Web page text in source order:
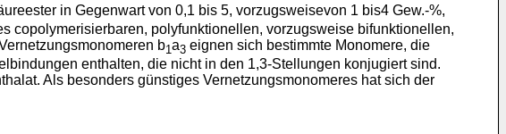
in Gegenwart von 0,1 bis 5, vorzugsweisevon 1 bis4 Gew.-%,
copolymerisierbaren, polyfunktionellen, vorzugsweise bifunktionellen,
b1a3 eignen sich bestimmte Monomere, die
enthalten, die nicht in den 1,3-Stellungen konjugiert sind.
Als besonders günstiges Vernetzungsmonomeres hat sich der